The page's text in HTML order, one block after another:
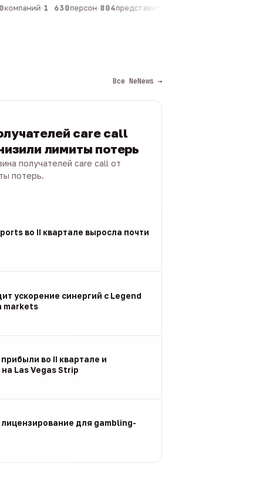
·1 630персон·804представителей
Все NeNews →
care call
лимиты потерь
получателей care call от
потерь.
во II квартале выросла почти
ускорение синергий с Legend
markets
во II квартале и
Las Vegas Strip
для gambling-